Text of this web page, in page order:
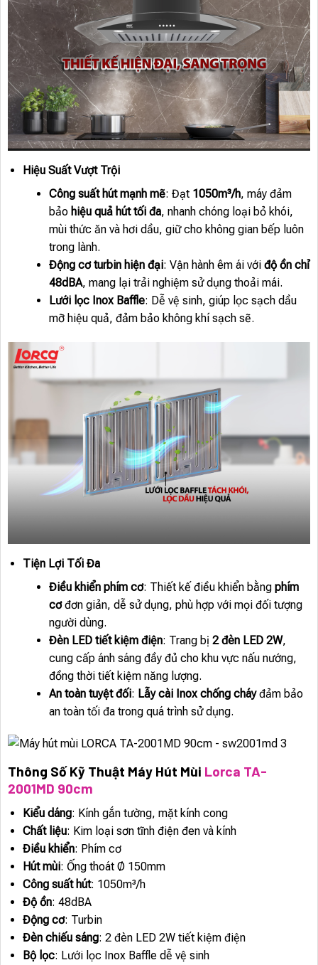
Hiệu Suất Vượt Trội
Công suất hút mạnh mẽ: Đạt 1050m³/h, máy đảm
bảo hiệu quả hút tối đa, nhanh chóng loại bỏ khói,
mùi thức ăn và hơi dầu, giữ cho không gian bếp luôn
trong lành.
Động cơ turbin hiện đại: Vận hành êm ái với độ ồn chỉ
48dBA, mang lại trải nghiệm sử dụng thoải mái.
Lưới lọc Inox Baffle: Dễ vệ sinh, giúp lọc sạch dầu
mỡ hiệu quả, đảm bảo không khí sạch sẽ.
Tiện Lợi Tối Đa
Điều khiển phím cơ: Thiết kế điều khiển bằng phím
cơđơn giản, dễ sử dụng, phù hợp với mọi đối tượng
người dùng.
Đèn LED tiết kiệm điện: Trang bị 2 đèn LED 2W,
cung cấp ánh sáng đầy đủ cho khu vực nấu nướng,
đồng thời tiết kiệm năng lượng.
An toàn tuyệt đối: Lẫy cài Inox chống cháyđảm bảo
an toàn tối đa trong quá trình sử dụng.
Thông Số Kỹ Thuật Máy Hút Mùi Lorca TA-
2001MD 90cm
Kiểu dáng: Kính gắn tường, mặt kính cong
Chất liệu: Kim loại sơn tĩnh điện đen và kính
Điều khiển: Phím cơ
Hút mùi: Ống thoát Ø 150mm
Công suất hút: 1050m³/h
Độ ồn: 48dBA
Động cơ: Turbin
Đèn chiếu sáng: 2 đèn LED 2W tiết kiệm điện
Bộ lọc: Lưới lọc Inox Baffle dễ vệ sinh